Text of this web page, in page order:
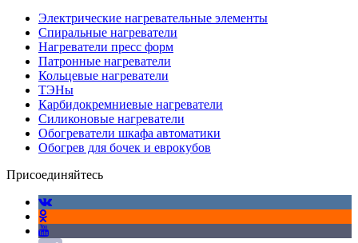
Электрические нагревательные элементы
Спиральные нагреватели
Нагреватели пресс форм
Патронные нагреватели
Кольцевые нагреватели
ТЭНы
Карбидокремниевые нагреватели
Силиконовые нагреватели
Обогреватели шкафа автоматики
Обогрев для бочек и еврокубов
Присоединяйтесь